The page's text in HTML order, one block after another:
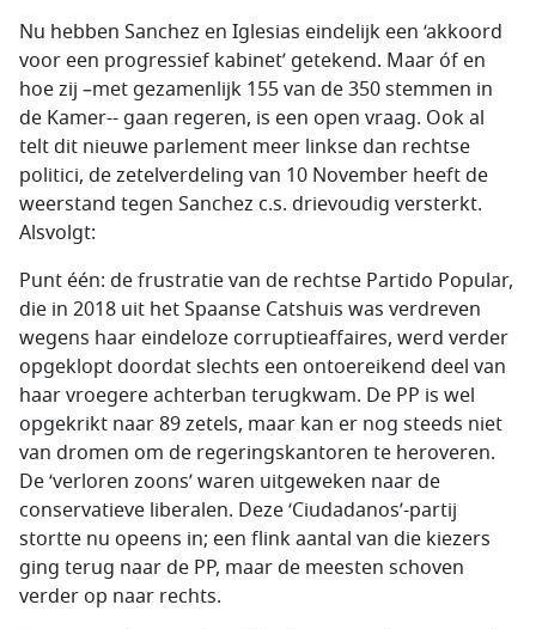
Nu hebben Sanchez en Iglesias eindelijk een ‘akkoord
voor een progressief kabinet’ getekend. Maar óf en
hoe zij –met gezamenlijk 155 van de 350 stemmen in
de Kamer-- gaan regeren, is een open vraag. Ook al
telt dit nieuwe parlement meer linkse dan rechtse
politici, de zetelverdeling van 10 November heeft de
weerstand tegen Sanchez c.s. drievoudig versterkt.
Alsvolgt:
Punt één: de frustratie van de rechtse Partido Popular,
die in 2018 uit het Spaanse Catshuis was verdreven
wegens haar eindeloze corruptieaffaires, werd verder
opgeklopt doordat slechts een ontoereikend deel van
haar vroegere achterban terugkwam. De PP is wel
opgekrikt naar 89 zetels, maar kan er nog steeds niet
van dromen om de regeringskantoren te heroveren.
De ‘verloren zoons’ waren uitgeweken naar de
conservatieve liberalen. Deze ‘Ciudadanos’-partij
stortte nu opeens in; een flink aantal van die kiezers
ging terug naar de PP, maar de meesten schoven
verder op naar rechts.